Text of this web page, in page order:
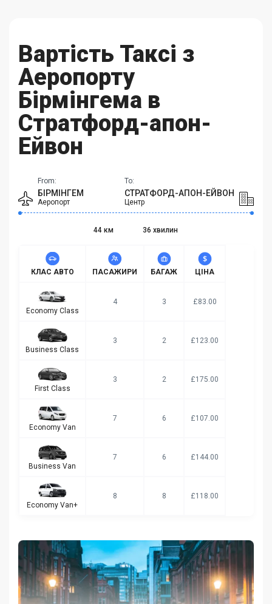
Вартість Таксі з
Аеропорту
Бірмінгема в
Стратфорд-апон-
Ейвон
From:
БІРМІНГЕМ
Аеропорт
To:
СТРАТФОРД-АПОН-ЕЙВОН
Центр
44 км 36 хвилин
КЛАС АВТО ПАСАЖИРИ БАГАЖ ЦІНА
Economy Class
4 3 £83.00
Business Class
3 2 £123.00
First Class
3 2 £175.00
Economy Van
7 6 £107.00
Business Van
7 6 £144.00
Economy Van+
8 8 £118.00